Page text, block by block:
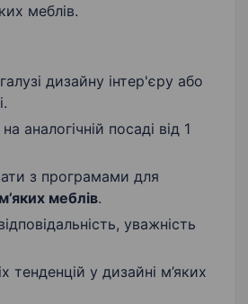
меблів.
дизайну інтер'єру або
аналогічній посаді від 1
з програмами для
меблів.
уважність
тенденцій у дизайні м’яких